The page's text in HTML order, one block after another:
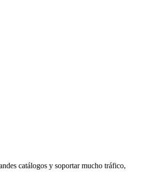
catálogos y soportar mucho tráfico,